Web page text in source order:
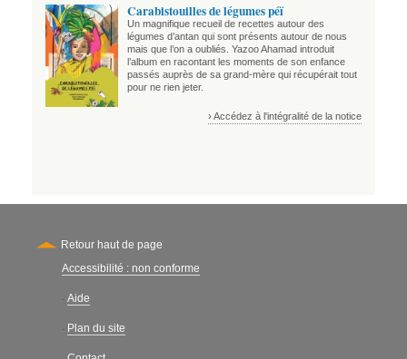
Carabistouilles de légumes péï
Un magnifique recueil de recettes autour des
légumes d’antan qui sont présents autour de nous
mais que l’on a oubliés. Yazoo Ahamad introduit
l’album en racontant les moments de son enfance
passés auprès de sa grand-mère qui récupérait tout
pour ne rien jeter.
› Accédez à l'intégralité de la notice
Retour haut de page
Secondary
Accessibilité : non conforme
- Aide
- Plan du site